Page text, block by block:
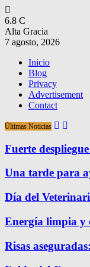
6.8 C
Alta Gracia
7 agosto, 2026
Inicio
Blog
Privacy
Advertisement
Contact
Últimas Noticias
Fuerte
Una tarde para
Día del
Energía limpia y
Risas